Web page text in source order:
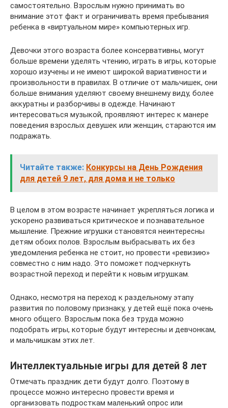
самостоятельно. Взрослым нужно принимать во
внимание этот факт и ограничивать время пребывания
ребенка в «виртуальном мире» компьютерных игр.
Девочки этого возраста более консервативны, могут
больше времени уделять чтению, играть в игры, которые
хорошо изучены и не имеют широкой вариативности и
произвольности в правилах. В отличие от мальчишек, они
больше внимания уделяют своему внешнему виду, более
аккуратны и разборчивы в одежде. Начинают
интересоваться музыкой, проявляют интерес к манере
поведения взрослых девушек или женщин, стараются им
подражать.
Читайте также: Конкурсы на День Рождения
для детей 9 лет, для дома и не только
В целом в этом возрасте начинает укрепляться логика и
ускорено развиваться критическое и познавательное
мышление. Прежние игрушки становятся неинтересны
детям обоих полов. Взрослым выбрасывать их без
уведомления ребенка не стоит, но провести «ревизию»
совместно с ним надо. Это поможет подчеркнуть
возрастной переход и перейти к новым игрушкам.
Однако, несмотря на переход к раздельному этапу
развития по половому признаку, у детей ещё пока очень
много общего. Взрослым пока без труда можно
подобрать игры, которые будут интересны и девчонкам,
и мальчишкам этих лет.
Интеллектуальные игры для детей 8 лет
Отмечать праздник дети будут долго. Поэтому в
процессе можно интересно провести время и
организовать подросткам маленький опрос или